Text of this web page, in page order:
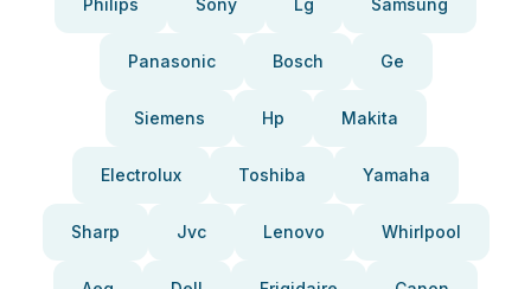
Philips Sony Lg Samsung
Panasonic Bosch Ge
Siemens Hp Makita
Electrolux Toshiba Yamaha
Sharp Jvc Lenovo Whirlpool